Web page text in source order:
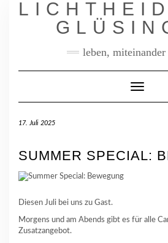
leben, miteinander
Toggle
17. Juli 2025
SUMMER SPECIAL:
Diesen Juli bei uns zu Gast.
Morgens und am Abends gibt es für alle
Zusatzangebot.